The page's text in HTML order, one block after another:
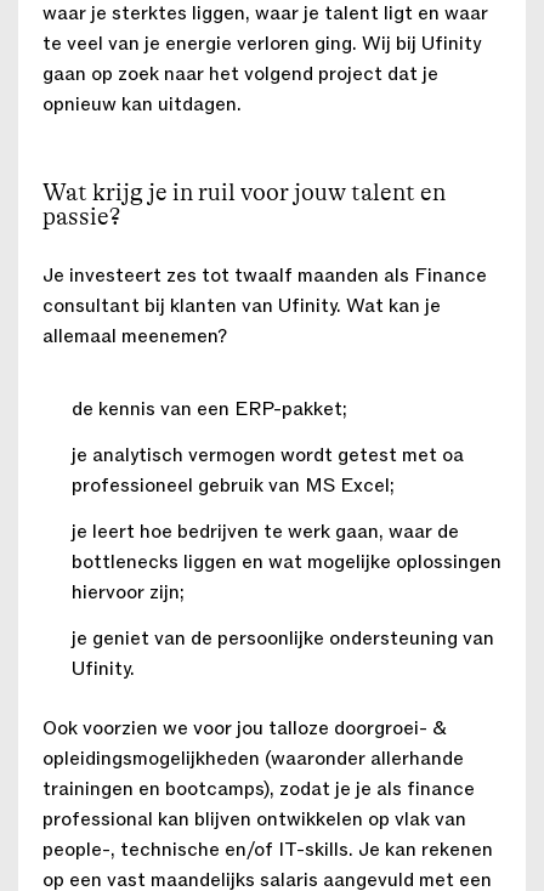
waar je sterktes liggen, waar je talent ligt en waar
te veel van je energie verloren ging. Wij bij Ufinity
gaan op zoek naar het volgend project dat je
opnieuw kan uitdagen.
Wat krijg je in ruil voor jouw talent en
passie?
Je investeert zes tot twaalf maanden als Finance
consultant bij klanten van Ufinity. Wat kan je
allemaal meenemen?
de kennis van een ERP-pakket;
je analytisch vermogen wordt getest met oa
professioneel gebruik van MS Excel;
je leert hoe bedrijven te werk gaan, waar de
bottlenecks liggen en wat mogelijke oplossingen
hiervoor zijn;
je geniet van de persoonlijke ondersteuning van
Ufinity.
Ook voorzien we voor jou talloze doorgroei- &
opleidingsmogelijkheden (waaronder allerhande
trainingen en bootcamps), zodat je je als finance
professional kan blijven ontwikkelen op vlak van
people-, technische en/of IT-skills. Je kan rekenen
op een vast maandelijks salaris aangevuld met een